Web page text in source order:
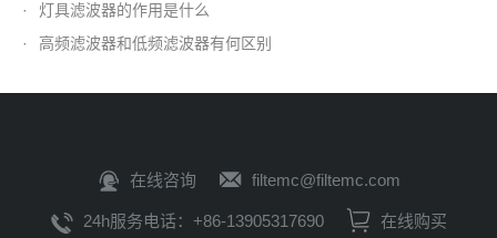
·
灯具滤波器的作用是什么
·
高频滤波器和低频滤波器有何区别
在线咨询 filtemc@filtemc.com
24h服务电话：+86-13905317690 在线购买